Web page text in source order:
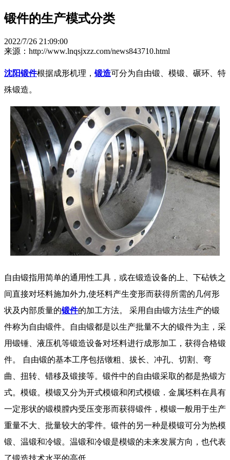
锻件的生产模式分类
2022/7/26 21:09:00
来源：http://www.lnqsjxzz.com/news843710.html
沈阳锻件根据成形机理， 锻造可分为自由锻、模锻、碾环、特
殊锻造。
自由锻指用简单的通用性工具，或在锻造设备的上、下砧铁之
间直接对坯料施加外力,使坯料产生变形而获得所需的几何形
状及内部质量的锻件的加工方法。 采用自由锻方法生产的锻
件称为自由锻件。自由锻都是以生产批量不大的锻件为主，采
用锻锤、液压机等锻造设备对坯料进行成形加工，获得合格锻
件。 自由锻的基本工序包括镦粗、拔长、冲孔、切割、弯
曲、扭转、错移及锻接等。锻件中的自由锻采取的都是热锻方
式。模锻。模锻又分为开式模锻和闭式模锻．金属坯料在具有
一定形状的锻模膛内受压变形而获得锻件，模锻一般用于生产
重量不大、批量较大的零件。锻件的另一种是模锻可分为热模
锻、温锻和冷锻。温锻和冷锻是模锻的未来发展方向，也代表